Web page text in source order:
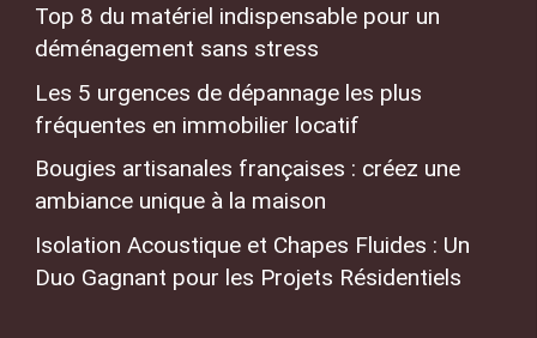
Top 8 du matériel indispensable pour un
déménagement sans stress
Les 5 urgences de dépannage les plus
fréquentes en immobilier locatif
Bougies artisanales françaises : créez une
ambiance unique à la maison
Isolation Acoustique et Chapes Fluides : Un
Duo Gagnant pour les Projets Résidentiels